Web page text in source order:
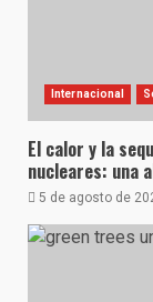
Internacional
El calor y la
nucleares: una
5 de agosto de